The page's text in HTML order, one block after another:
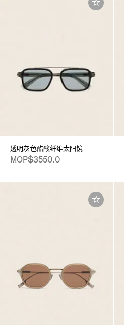
透明灰色醋酸纤维太阳镜
MOP$3550.0